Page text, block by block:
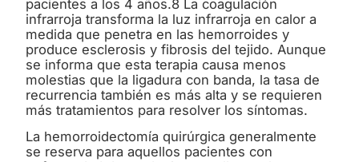
pacientes a los 4 años.8 La coagulación
infrarroja transforma la luz infrarroja en calor a
medida que penetra en las hemorroides y
produce esclerosis y fibrosis del tejido. Aunque
se informa que esta terapia causa menos
molestias que la ligadura con banda, la tasa de
recurrencia también es más alta y se requieren
más tratamientos para resolver los síntomas.
La hemorroidectomía quirúrgica generalmente
se reserva para aquellos pacientes con